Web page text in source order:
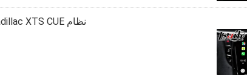
نظام Cadillac XTS CUE لواجهة الفيديو المتعددة الوسائط